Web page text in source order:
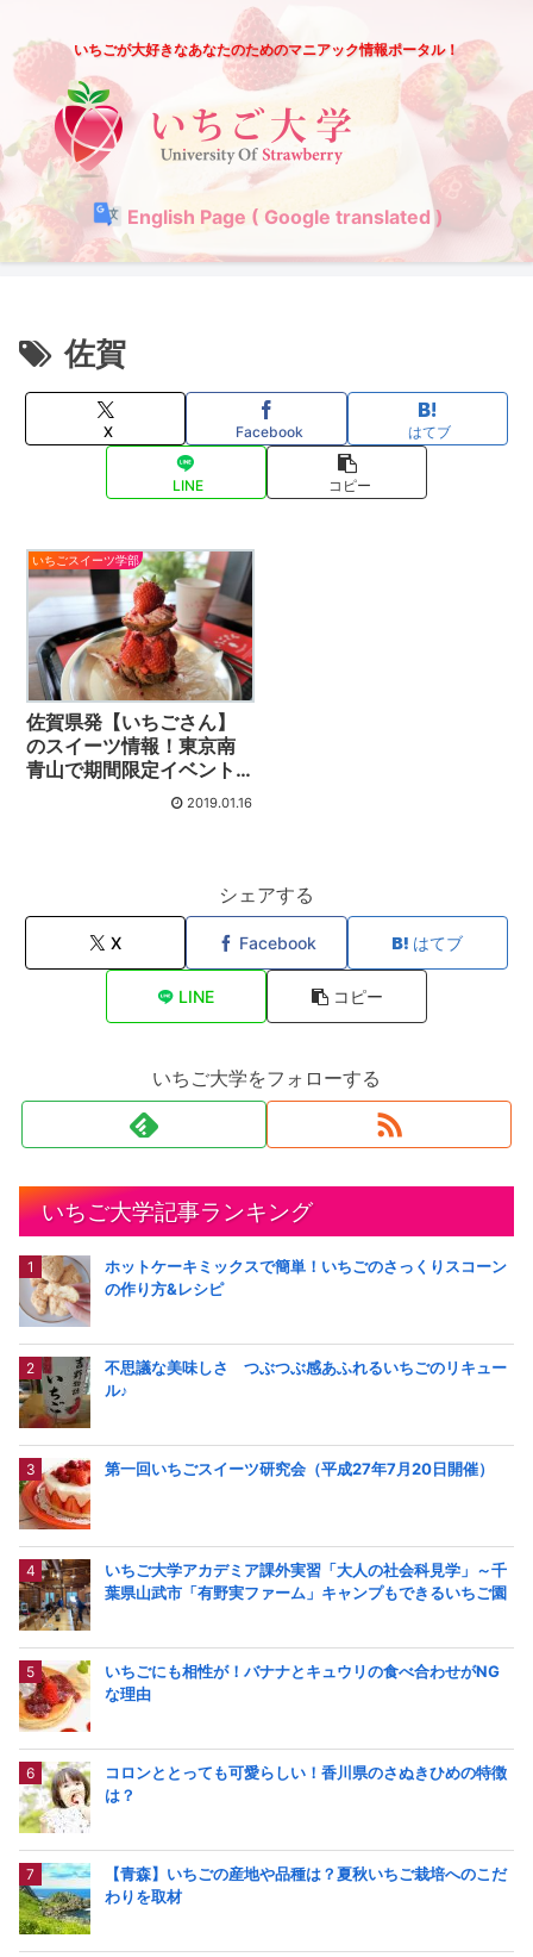
いちごが大好きなあなたのためのマニアック情報ポータル！
English Page ( Google translated )
佐賀
X Facebook はてブ
LINE コピー
いちごスイーツ学部
佐賀県発【いちごさん】
のスイーツ情報！東京南
青山で期間限定イベント
2019.01.16
シェアする
X Facebook はてブ
LINE コピー
いちご大学をフォローする
いちご大学記事ランキング
ホットケーキミックスで簡単！いちごのさっくりスコーン
の作り方&レシピ
不思議な美味しさ つぶつぶ感あふれるいちごのリキュー
ル♪
第一回いちごスイーツ研究会（平成27年7月20日開催）
いちご大学アカデミア課外実習「大人の社会科見学」～千
葉県山武市「有野実ファーム」キャンプもできるいちご園
いちごにも相性が！バナナとキュウリの食べ合わせがNG
な理由
コロンととっても可愛らしい！香川県のさぬきひめの特徴
は？
【青森】いちごの産地や品種は？夏秋いちご栽培へのこだ
わりを取材